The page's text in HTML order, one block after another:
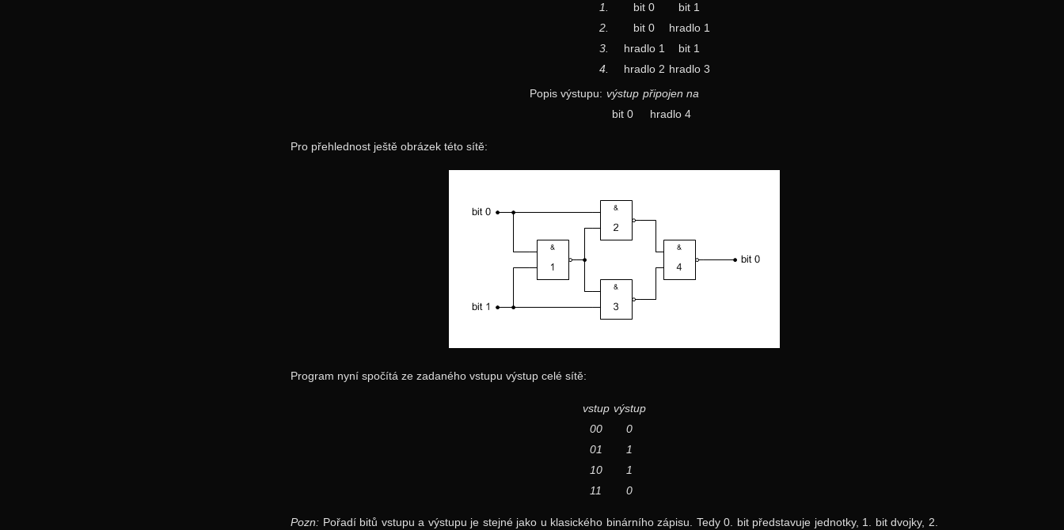
1.
bit 0
bit 1
2.
bit 0
hradlo 1
3.
hradlo 1
bit 1
4.
hradlo 2 hradlo 3
Popis výstupu: výstup připojen na
bit 0
hradlo 4
Pro přehlednost ještě obrázek této sítě:
Program nyní spočítá ze zadaného vstupu výstup celé sítě:
vstup výstup
00
0
01
1
10
1
11
0
Pozn: Pořadí bitů vstupu a výstupu je stejné jako u klasického binárního zápisu. Tedy 0. bit představuje jednotky, 1. bit dvojky, 2.